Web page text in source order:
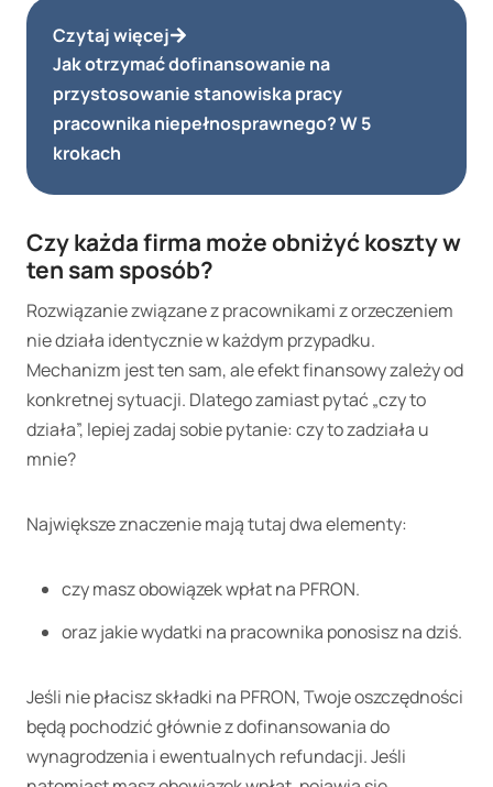
Czytaj więcej
Jak otrzymać dofinansowanie na
przystosowanie stanowiska pracy
pracownika niepełnosprawnego? W 5
krokach
Czy każda firma może obniżyć koszty w
ten sam sposób?
Rozwiązanie związane z pracownikami z orzeczeniem
nie działa identycznie w każdym przypadku.
Mechanizm jest ten sam, ale efekt finansowy zależy od
konkretnej sytuacji. Dlatego zamiast pytać „czy to
działa”, lepiej zadaj sobie pytanie: czy to zadziała u
mnie?
Największe znaczenie mają tutaj dwa elementy:
czy masz obowiązek wpłat na PFRON.
oraz jakie wydatki na pracownika ponosisz na dziś.
Jeśli nie płacisz składki na PFRON, Twoje oszczędności
będą pochodzić głównie z dofinansowania do
wynagrodzenia i ewentualnych refundacji. Jeśli